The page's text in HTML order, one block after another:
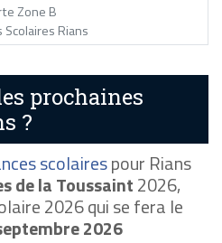
Zone B
Scolaires Rians
prochaines
?
scolairespour Rians
de la Toussaint2026,
2026 qui se fera le
2026